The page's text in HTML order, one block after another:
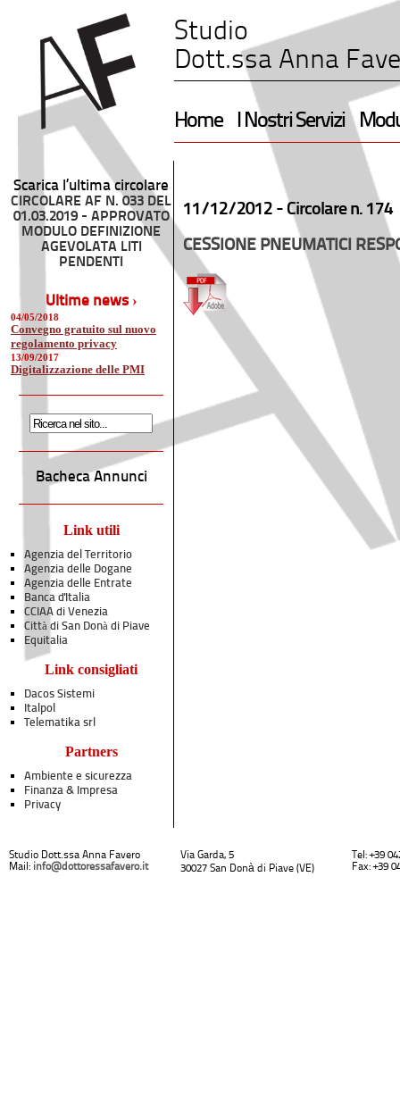
Studio
Dott.ssa Anna
Home I Nostri Servizi
Scarica l’ultima circolare
CIRCOLARE AF N. 033 DEL
01.03.2019 - APPROVATO
MODULO DEFINIZIONE
AGEVOLATA LITI
PENDENTI
Ultime news ›
04/05/2018
Convegno gratuito sul nuovo
regolamento privacy
13/09/2017
Digitalizzazione delle PMI
Bacheca Annunci
Link utili
Agenzia del Territorio
Agenzia delle Dogane
Agenzia delle Entrate
Banca d'Italia
CCIAA di Venezia
Città di San Donà di Piave
Equitalia
Link consigliati
Dacos Sistemi
Italpol
Telematika srl
Partners
Ambiente e sicurezza
Finanza & Impresa
Privacy
11/12/2012 - Circolare n. 174
CESSIONE PNEUMATICI
Studio Dott.ssa Anna Favero
Mail: info@dottoressafavero.it
Via Garda, 5
30027 San Donà di Piave (VE)
Tel: +39
Fax: +39